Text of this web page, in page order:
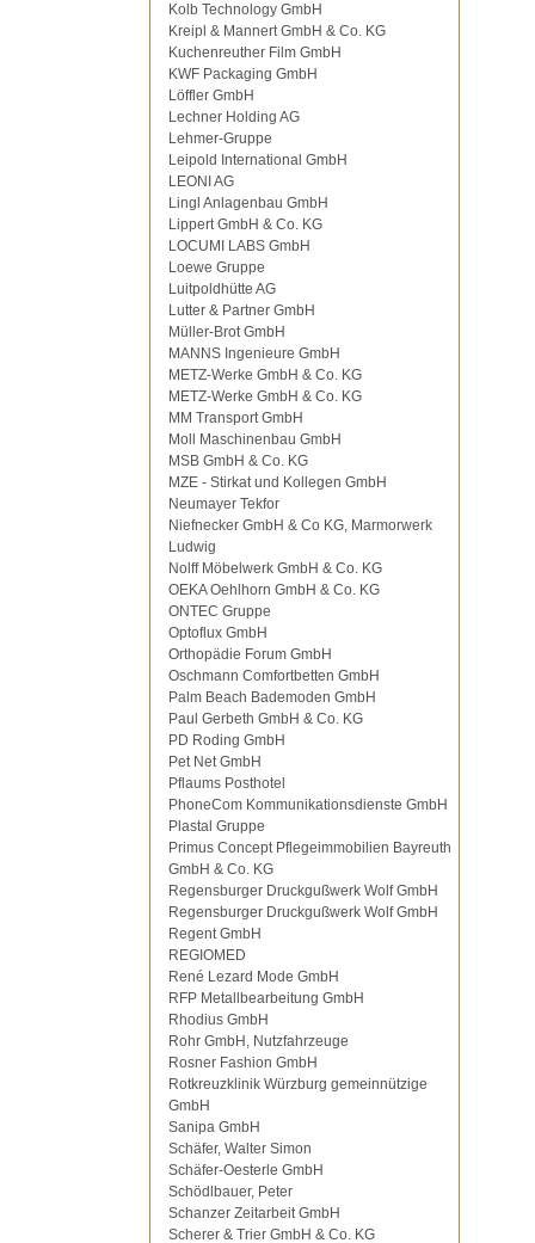
Kolb Technology GmbH
Kreipl & Mannert GmbH & Co. KG
Kuchenreuther Film GmbH
KWF Packaging GmbH
Löffler GmbH
Lechner Holding AG
Lehmer-Gruppe
Leipold International GmbH
LEONI AG
Lingl Anlagenbau GmbH
Lippert GmbH & Co. KG
LOCUMI LABS GmbH
Loewe Gruppe
Luitpoldhütte AG
Lutter & Partner GmbH
Müller-Brot GmbH
MANNS Ingenieure GmbH
METZ-Werke GmbH & Co. KG
METZ-Werke GmbH & Co. KG
MM Transport GmbH
Moll Maschinenbau GmbH
MSB GmbH & Co. KG
MZE - Stirkat und Kollegen GmbH
Neumayer Tekfor
Niefnecker GmbH & Co KG, Marmorwerk
Ludwig
Nolff Möbelwerk GmbH & Co. KG
OEKA Oehlhorn GmbH & Co. KG
ONTEC Gruppe
Optoflux GmbH
Orthopädie Forum GmbH
Oschmann Comfortbetten GmbH
Palm Beach Bademoden GmbH
Paul Gerbeth GmbH & Co. KG
PD Roding GmbH
Pet Net GmbH
Pflaums Posthotel
PhoneCom Kommunikationsdienste GmbH
Plastal Gruppe
Primus Concept Pflegeimmobilien Bayreuth
GmbH & Co. KG
Regensburger Druckgußwerk Wolf GmbH
Regensburger Druckgußwerk Wolf GmbH
Regent GmbH
REGIOMED
René Lezard Mode GmbH
RFP Metallbearbeitung GmbH
Rhodius GmbH
Rohr GmbH, Nutzfahrzeuge
Rosner Fashion GmbH
Rotkreuzklinik Würzburg gemeinnützige
GmbH
Sanipa GmbH
Schäfer, Walter Simon
Schäfer-Oesterle GmbH
Schödlbauer, Peter
Schanzer Zeitarbeit GmbH
Scherer & Trier GmbH & Co. KG